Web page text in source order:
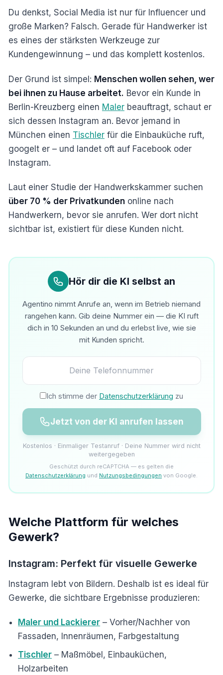
Du denkst, Social Media ist nur für Influencer und
große Marken? Falsch. Gerade für Handwerker ist
es eines der stärksten Werkzeuge zur
Kundengewinnung – und das komplett kostenlos.
Der Grund ist simpel: Menschen wollen sehen, wer
bei ihnen zu Hause arbeitet. Bevor ein Kunde in
Berlin-Kreuzberg einen Maler beauftragt, schaut er
sich dessen Instagram an. Bevor jemand in
München einen Tischler für die Einbauküche ruft,
googelt er – und landet oft auf Facebook oder
Instagram.
Laut einer Studie der Handwerkskammer suchen
über 70 % der Privatkunden online nach
Handwerkern, bevor sie anrufen. Wer dort nicht
sichtbar ist, existiert für diese Kunden nicht.
Hör dir die KI selbst an
Agentino nimmt Anrufe an, wenn im Betrieb niemand
rangehen kann. Gib deine Nummer ein — die KI ruft
dich in 10 Sekunden an und du erlebst live, wie sie
mit Kunden spricht.
Ich stimme der Datenschutzerklärung zu
Jetzt von der KI anrufen lassen
Kostenlos · Einmaliger Testanruf · Deine Nummer wird nicht
weitergegeben
Geschützt durch reCAPTCHA — es gelten die
Datenschutzerklärung und Nutzungsbedingungen von Google.
Welche Plattform für welches
Gewerk?
Instagram: Perfekt für visuelle Gewerke
Instagram lebt von Bildern. Deshalb ist es ideal für
Gewerke, die sichtbare Ergebnisse produzieren:
Maler und Lackierer – Vorher/Nachher von
Fassaden, Innenräumen, Farbgestaltung
Tischler – Maßmöbel, Einbauküchen,
Holzarbeiten